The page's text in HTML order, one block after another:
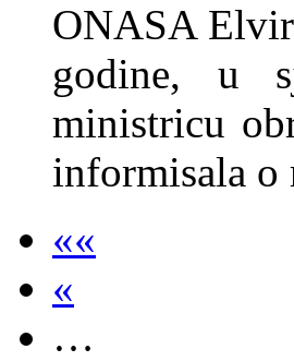
ONASA
godine, u
ministricu
informisala o
««
«
…